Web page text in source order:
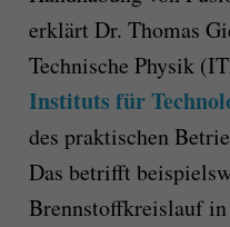
erklärt Dr. Thomas
Technische Physik
Instituts für
des praktischen
Das betrifft
Brennstoffkreislauf